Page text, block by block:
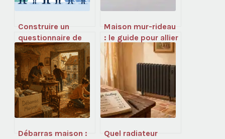
Construire un
questionnaire de
psychologie fiable :
méthodes,
exemples et limites
Maison mur-rideau
: le guide pour allier
transparence
totale et
performance
thermique
Débarras maison :
Quel radiateur